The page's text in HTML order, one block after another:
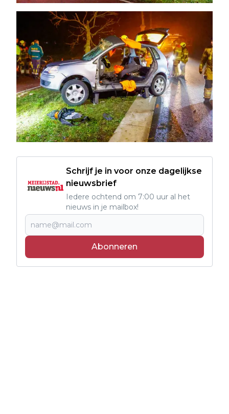
Schrijf je in voor onze dagelijkse
nieuwsbrief
Iedere ochtend om 7:00 uur al het
nieuws in je mailbox!
Abonneren